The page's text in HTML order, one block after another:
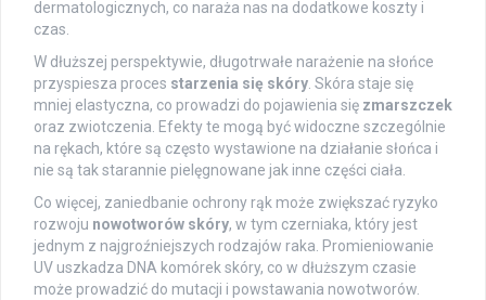
dermatologicznych, co naraża nas na dodatkowe koszty i
czas.
W dłuższej perspektywie, długotrwałe narażenie na słońce
przyspiesza proces starzenia się skóry. Skóra staje się
mniej elastyczna, co prowadzi do pojawienia się zmarszczek
oraz zwiotczenia. Efekty te mogą być widoczne szczególnie
na rękach, które są często wystawione na działanie słońca i
nie są tak starannie pielęgnowane jak inne części ciała.
Co więcej, zaniedbanie ochrony rąk może zwiększać ryzyko
rozwoju nowotworów skóry, w tym czerniaka, który jest
jednym z najgroźniejszych rodzajów raka. Promieniowanie
UV uszkadza DNA komórek skóry, co w dłuższym czasie
może prowadzić do mutacji i powstawania nowotworów.